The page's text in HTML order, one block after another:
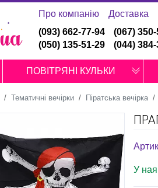
Про компанію Доставка
(093) 662-77-94
(050) 135-51-29
(067)
(044)
ПОВІТРЯНІ КУЛЬКИ
Тематичні вечірки Піратська вечірка
У